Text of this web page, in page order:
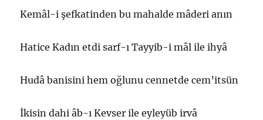
Kemâl-i şefkatinden bu mahalde mâderi anın
Hatice Kadın etdi sarf-ı Tayyib-i mâl ile ihyâ
Hudâ banisini hem oğlunu cennetde cem’itsün
İkisin dahi âb-ı Kevser ile eyleyüb irvâ